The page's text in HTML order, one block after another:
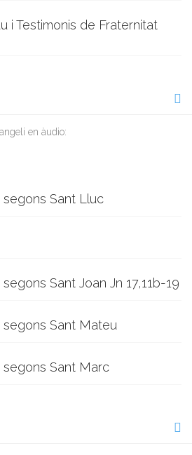
i Testimonis de Fraternitat
en àudio:
segons Sant Lluc
Sant Joan Jn 17,11b-19
segons Sant Mateu
segons Sant Marc